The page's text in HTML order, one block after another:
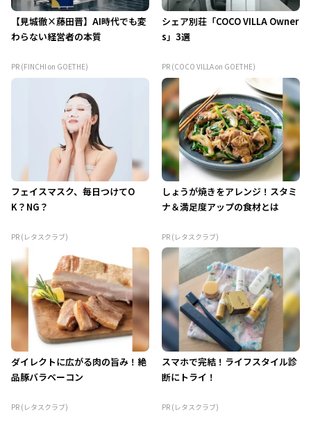
【見城徹×藤田晋】AI時代でも変
わらない経営者の本質
PR (FINCHI on GOETHE)
シェア別荘「COCO VILLA Owner
s」3選
PR (COCO VILLA on GOETHE)
フェイスマスク、毎日つけてO
K？NG？
PR (レタスクラブ)
しょうが焼きをアレンジ！スタミ
ナ＆満足度アップの食材とは
PR (レタスクラブ)
ダイレクトに広がる肉の旨み！絶
品豚バラベーコン
PR (レタスクラブ)
スマホで完結！ライフスタイル診
断にトライ！
PR (レタスクラブ)